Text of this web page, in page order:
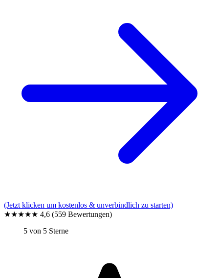
(Jetzt klicken um kostenlos & unverbindlich zu starten)
★★★★★ 4,6 (559 Bewertungen)
5 von 5 Sterne